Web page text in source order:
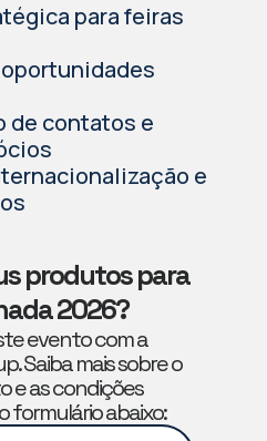
para feiras
de contatos e
e
produtos para
2026?
evento com a
Saiba mais sobre o
e as condições
formulário abaixo: